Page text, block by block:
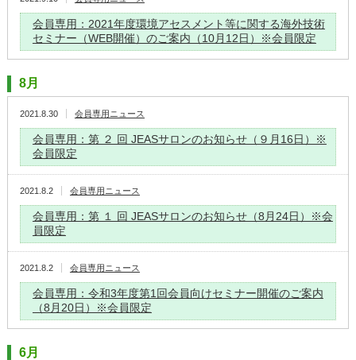
会員専用：2021年度環境アセスメント等に関する海外技術
セミナー（WEB開催）のご案内（10月12日）※会員限定
8月
2021.8.30 会員専用ニュース
会員専用：第 ２ 回 JEASサロンのお知らせ（９月16日）※
会員限定
2021.8.2 会員専用ニュース
会員専用：第 １ 回 JEASサロンのお知らせ（8月24日）※会
員限定
2021.8.2 会員専用ニュース
会員専用：令和3年度第1回会員向けセミナー開催のご案内
（8月20日）※会員限定
6月